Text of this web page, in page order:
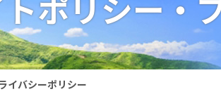
イバシーポリシー